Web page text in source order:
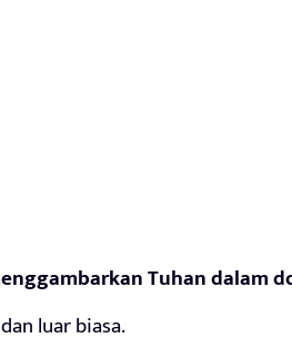
Tuhan dalam
luar biasa.